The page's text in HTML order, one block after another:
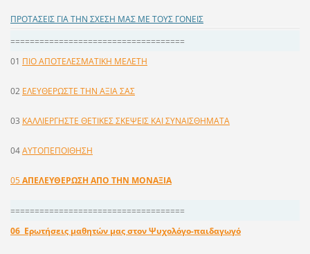
ΠΡΟΤΑΣΕΙΣ ΓΙΑ ΤΗΝ ΣΧΕΣΗ ΜΑΣ ΜΕ ΤΟΥΣ ΓΟΝΕΙΣ
====================================
01 ΠΙΟ ΑΠΟΤΕΛΕΣΜΑΤΙΚΗ ΜΕΛΕΤΗ
02 ΕΛΕΥΘΕΡΩΣΤΕ ΤΗΝ ΑΞΙΑ ΣΑΣ
03 ΚΑΛΛΙΕΡΓΗΣΤΕ ΘΕΤΙΚΕΣ ΣΚΕΨΕΙΣ ΚΑΙ ΣΥΝΑΙΣΘΗΜΑΤΑ
04AYTOΠEΠOIΘHΣH
05ΑΠΕΛΕΥΘΕΡΩΣΗ ΑΠΟ ΤΗΝ ΜΟΝΑΞΙΑ
====================================
06 Ερωτήσεις μαθητών μας στον Ψυχολόγο-παιδαγωγό